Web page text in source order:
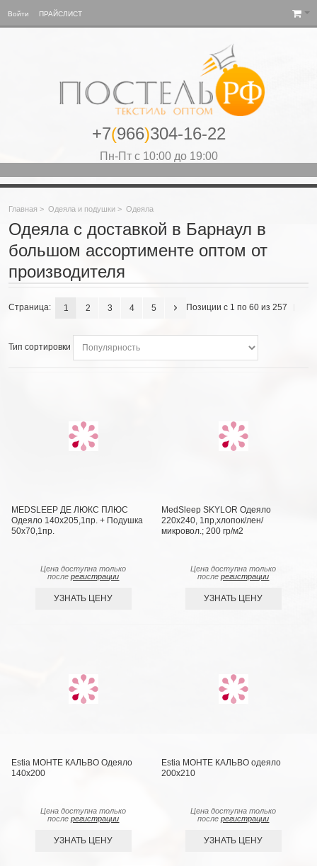
Войти ПРАЙСЛИСТ
+7(966)304-16-22
Пн-Пт с 10:00 до 19:00
Главная > Одеяла и подушки > Одеяла
Одеяла с доставкой в Барнаул в
большом ассортименте оптом от
производителя
Позиции с 1 по 60 из 257
Страница: 1 2 3 4 5
Тип сортировки
MEDSLEEP ДЕ ЛЮКС ПЛЮС
Одеяло 140х205,1пр. + Подушка
50х70,1пр.
Цена доступна только
послерегистрации
УЗНАТЬ ЦЕНУ
MedSleep SKYLOR Одеяло
220х240, 1пр,хлопок/лен/
микровол.; 200 гр/м2
Цена доступна только
послерегистрации
УЗНАТЬ ЦЕНУ
Estia МОНТЕ КАЛЬВО Одеяло
140х200
Цена доступна только
послерегистрации
УЗНАТЬ ЦЕНУ
Estia МОНТЕ КАЛЬВО одеяло
200х210
Цена доступна только
послерегистрации
УЗНАТЬ ЦЕНУ